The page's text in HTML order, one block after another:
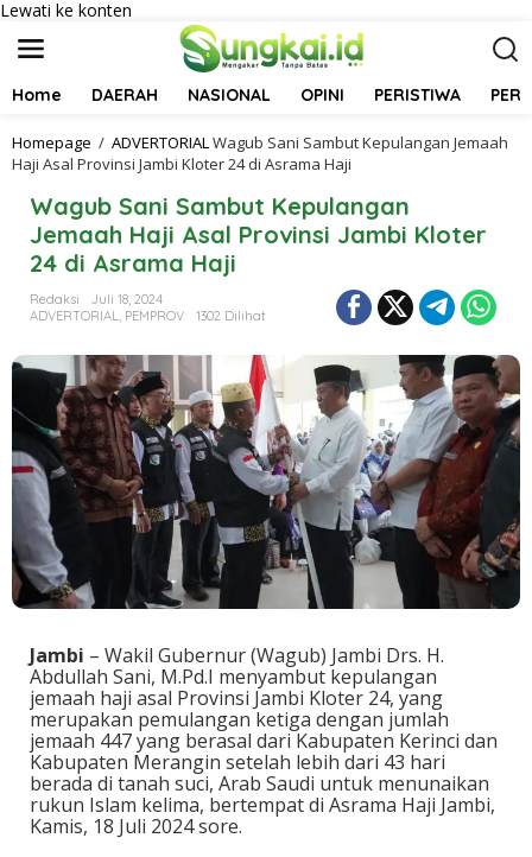
Lewati ke konten
Home DAERAH NASIONAL OPINI PERISTIWA
Homepage / ADVERTORIALWagub Sani Sambut Kepulangan Jemaah
Haji Asal Provinsi Jambi Kloter 24 di Asrama Haji
Wagub Sani Sambut Kepulangan
Jemaah Haji Asal Provinsi Jambi Kloter
24 di Asrama Haji
Redaksi
Juli 18, 2024
ADVERTORIAL, PEMPROV 1302 Dilihat
Jambi – Wakil Gubernur (Wagub) Jambi Drs. H.
Abdullah Sani, M.Pd.I menyambut kepulangan
jemaah haji asal Provinsi Jambi Kloter 24, yang
merupakan pemulangan ketiga dengan jumlah
jemaah 447 yang berasal dari Kabupaten Kerinci dan
Kabupaten Merangin setelah lebih dari 43 hari
berada di tanah suci, Arab Saudi untuk menunaikan
rukun Islam kelima, bertempat di Asrama Haji Jambi,
Kamis, 18 Juli 2024 sore.